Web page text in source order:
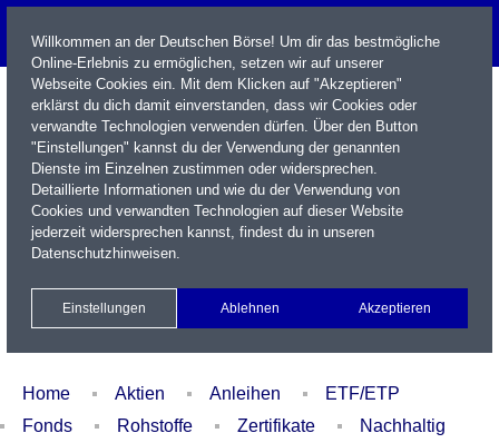
Name / WKN / ISIN / Kürzel
Xetra Realtime
Watchlist Portfolio Login
Home Aktien Anleihen
ETF/ETP
Fonds
Rohstoffe Zertifikate
Nachhaltig
Willkommen an der Deutschen Börse! Um dir das bestmögliche
Online-Erlebnis zu ermöglichen, setzen wir auf unserer
Webseite Cookies ein. Mit dem Klicken auf "Akzeptieren"
erklärst du dich damit einverstanden, dass wir Cookies oder
verwandte Technologien verwenden dürfen. Über den Button
"Einstellungen" kannst du der Verwendung der genannten
Dienste im Einzelnen zustimmen oder widersprechen.
Detaillierte Informationen und wie du der Verwendung von
Cookies und verwandten Technologien auf dieser Website
jederzeit widersprechen kannst, findest du in unseren
Datenschutzhinweisen.
Einstellungen Ablehnen Akzeptieren